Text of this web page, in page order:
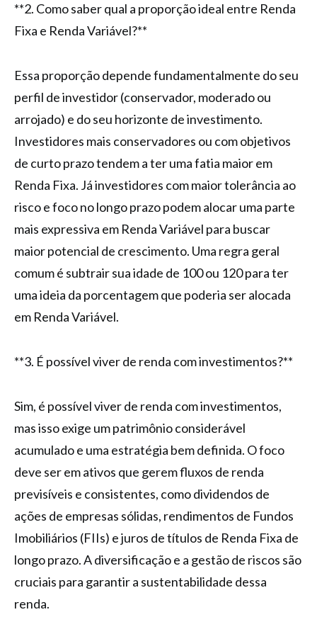
**2. Como saber qual a proporção ideal entre Renda
Fixa e Renda Variável?**
Essa proporção depende fundamentalmente do seu
perfil de investidor (conservador, moderado ou
arrojado) e do seu horizonte de investimento.
Investidores mais conservadores ou com objetivos
de curto prazo tendem a ter uma fatia maior em
Renda Fixa. Já investidores com maior tolerância ao
risco e foco no longo prazo podem alocar uma parte
mais expressiva em Renda Variável para buscar
maior potencial de crescimento. Uma regra geral
comum é subtrair sua idade de 100 ou 120 para ter
uma ideia da porcentagem que poderia ser alocada
em Renda Variável.
**3. É possível viver de renda com investimentos?**
Sim, é possível viver de renda com investimentos,
mas isso exige um patrimônio considerável
acumulado e uma estratégia bem definida. O foco
deve ser em ativos que gerem fluxos de renda
previsíveis e consistentes, como dividendos de
ações de empresas sólidas, rendimentos de Fundos
Imobiliários (FIIs) e juros de títulos de Renda Fixa de
longo prazo. A diversificação e a gestão de riscos são
cruciais para garantir a sustentabilidade dessa
renda.